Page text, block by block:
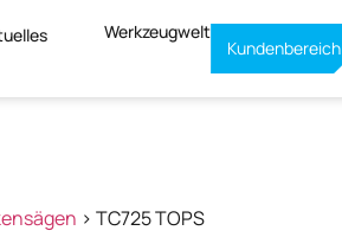
Werkzeugwelt
Kundenbereich
> TC725 TOPS